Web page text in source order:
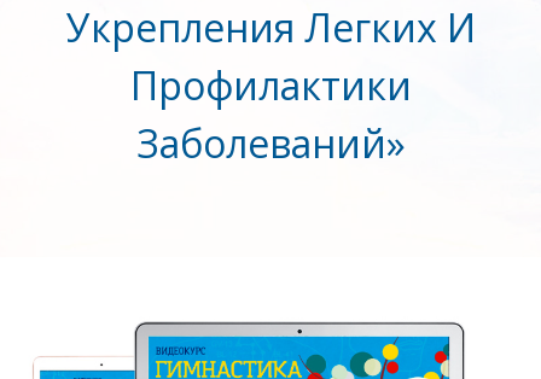
Укрепления Легких И
Профилактики
Заболеваний»